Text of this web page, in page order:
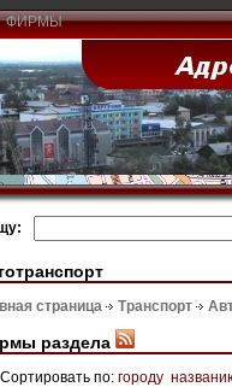
ФИРМЫ
страница Транспорт
раздела
Сортировать по: городу